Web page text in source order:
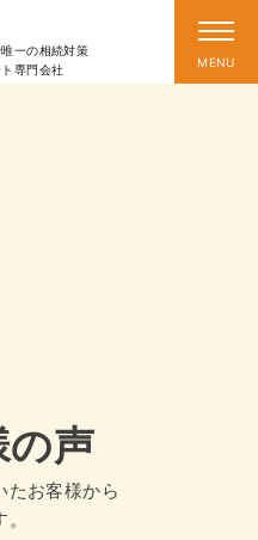
一の相続対策
専門会社
の声
たお客様から